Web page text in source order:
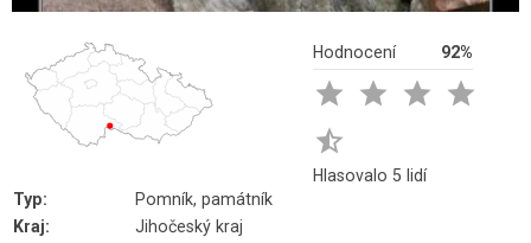
Hodnocení 92%
   

Hlasovalo 5 lidí
Typ:
Pomník, památník
Kraj:
Jihočeský kraj